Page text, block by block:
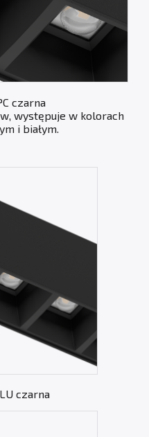
czarna
występuje w kolorach
i białym.
czarna